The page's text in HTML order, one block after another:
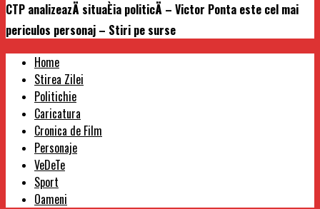
CTP analizeazÄ situaÈia politicÄ – Victor Ponta este cel mai
periculos personaj – Stiri pe surse
Home
Stirea Zilei
Politichie
Caricatura
Cronica de Film
Personaje
VeDeTe
Sport
Oameni